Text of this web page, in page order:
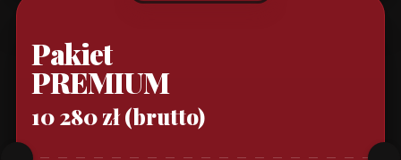
Pakiet
PREMIUM
10 280 zł (brutto)